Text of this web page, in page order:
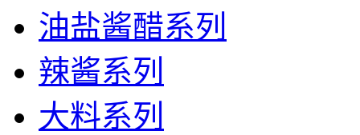
油盐酱醋系列
辣酱系列
大料系列